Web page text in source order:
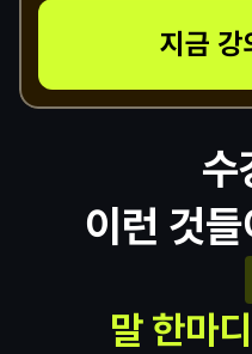
지금 강
수
이런 것
말 한마